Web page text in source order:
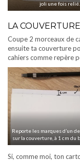
joli une fois relié.
LA COUVERTURE
Coupe 2 morceaux de
ensuite ta couverture
cahiers comme repère
Reporte les marques d’un
sur la couverture, à 1 cm du
Si, comme moi, ton